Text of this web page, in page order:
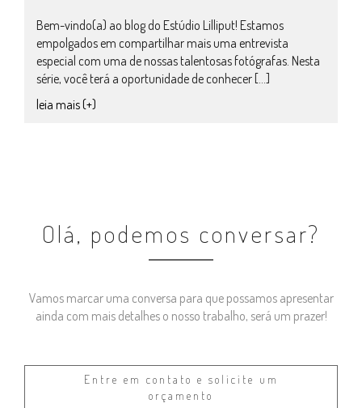
Bem-vindo(a) ao blog do Estúdio Lilliput! Estamos
empolgados em compartilhar mais uma entrevista
especial com uma de nossas talentosas fotógrafas. Nesta
série, você terá a oportunidade de conhecer […]
leia mais (+)
Olá, podemos conversar?
Vamos marcar uma conversa para que possamos apresentar
ainda com mais detalhes o nosso trabalho, será um prazer!
Entre em contato e solicite um
orçamento